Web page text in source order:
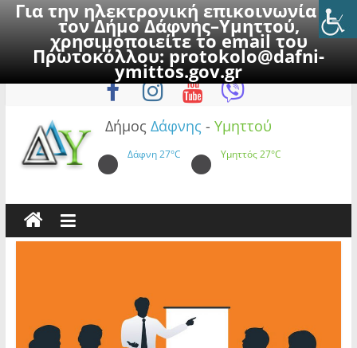
Για την ηλεκτρονική επικοινωνία με
τον Δήμο Δάφνης–Υμηττού,
χρησιμοποιείτε το email του
Πρωτοκόλλου:protokolo@dafni-
ymittos.gov.gr
to
Παρασκευή, 7 Αυγούστου 2026
Δήμος Δάφνης - Υμηττού
Δάφνη27°C Υμηττός27°C